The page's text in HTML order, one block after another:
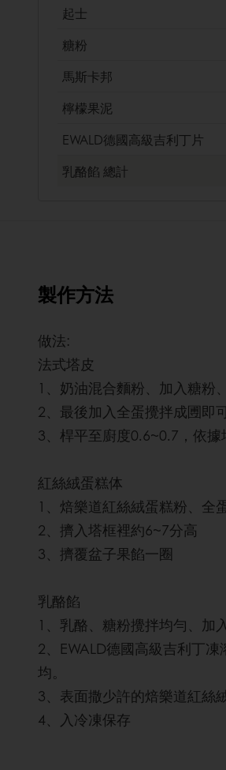
起士
糖粉
馬斯卡邦
檸檬果泥
EWALD德國高級吉利丁片
乳酪餡 總計
製作方法
做法:
法式塔皮
1、奶油混合麵粉、加入糖粉
2、最後加入全蛋攪拌成圑即可
3、桿平至廚度0.6~0.7，依據
紅絲絨蛋糕体
1、焙樂道紅絲絨蛋糕粉、全
2、擠入塔框裡約6~7分高
3、擠覆盆子果餡一圈
乳酪餡
1、乳酪、糖粉攪拌均勻、加
2、EWALD德國高級吉利丁
均。
3、表面撒少許的焙樂道紅絲
4、入冷凍保存